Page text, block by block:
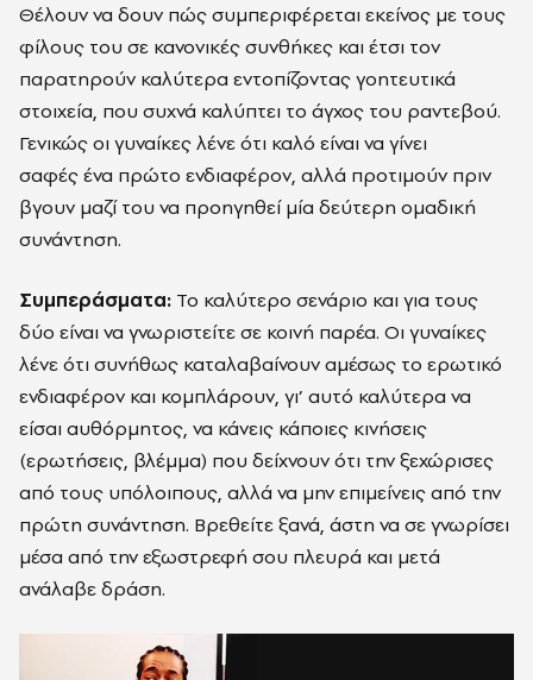
Θέλουν να δουν πώς συμπεριφέρεται εκείνος με τους
φίλους του σε κανονικές συνθήκες και έτσι τον
παρατηρούν καλύτερα εντοπίζοντας γοητευτικά
στοιχεία, που συχνά καλύπτει το άγχος του ραντεβού.
Γενικώς οι γυναίκες λένε ότι καλό είναι να γίνει
σαφές ένα πρώτο ενδιαφέρον, αλλά προτιμούν πριν
βγουν μαζί του να προηγηθεί μία δεύτερη ομαδική
συνάντηση.
Συμπεράσματα: Το καλύτερο σενάριο και για τους
δύο είναι να γνωριστείτε σε κοινή παρέα. Οι γυναίκες
λένε ότι συνήθως καταλαβαίνουν αμέσως το ερωτικό
ενδιαφέρον και κομπλάρουν, γι’ αυτό καλύτερα να
είσαι αυθόρμητος, να κάνεις κάποιες κινήσεις
(ερωτήσεις, βλέμμα) που δείχνουν ότι την ξεχώρισες
από τους υπόλοιπους, αλλά να μην επιμείνεις από την
πρώτη συνάντηση. Βρεθείτε ξανά, άστη να σε γνωρίσει
μέσα από την εξωστρεφή σου πλευρά και μετά
ανάλαβε δράση.